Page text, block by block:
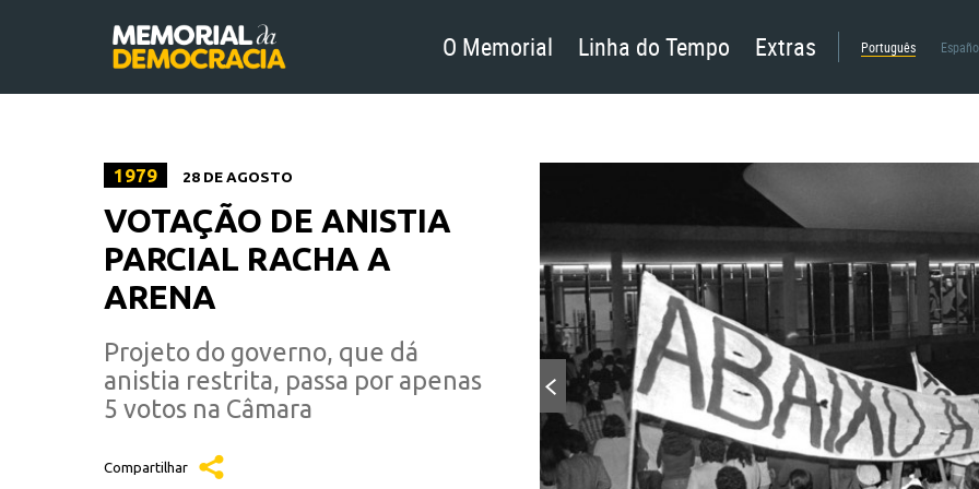
O Memorial Linha do Tempo Extras Português
1979 28 DE AGOSTO
VOTAÇÃO DE ANISTIA
PARCIAL RACHA A
ARENA
Projeto do governo, que dá
anistia restrita, passa por apenas
5 votos na Câmara
Compartilhar